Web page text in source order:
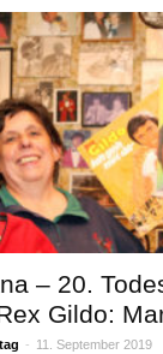
– 20.
Gildo:
- 11. September 2019